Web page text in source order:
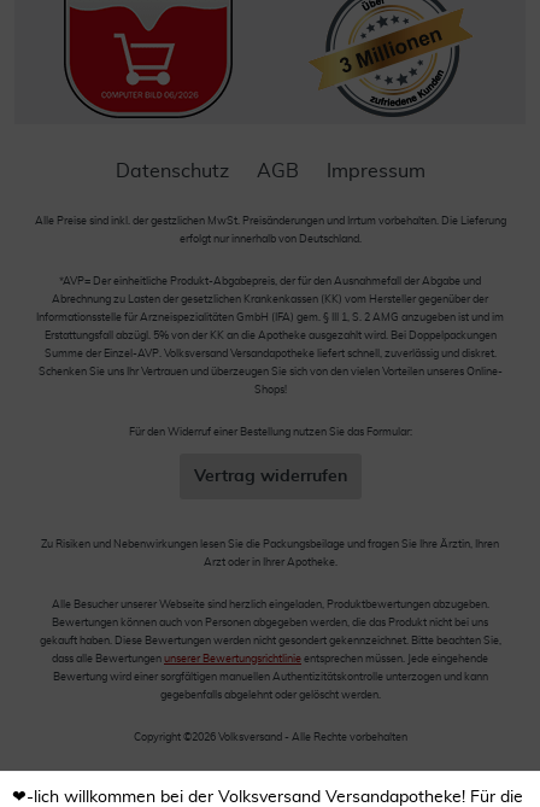
Datenschutz AGB Impressum
Alle Preise sind inkl. der gestzlichen MwSt. Preisänderungen und Irrtum vorbehalten. Die Lieferung
erfolgt nur innerhalb von Deutschland.
*AVP= Der einheitliche Produkt-Abgabepreis, der für den Ausnahmefall der Abgabe und
Abrechnung zu Lasten der gesetzlichen Krankenkassen (KK) vom Hersteller gegenüber der
Informationsstelle für Arzneispezialitäten GmbH (IFA) gem. § III 1, S. 2 AMG anzugeben ist und im
Erstattungsfall abzügl. 5% von der KK an die Apotheke ausgezahlt wird. Bei Doppelpackungen
Summe der Einzel-AVP. Volksversand Versandapotheke liefert schnell, zuverlässig und diskret.
Schenken Sie uns Ihr Vertrauen und überzeugen Sie sich von den vielen Vorteilen unseres Online-
Shops!
Für den Widerruf einer Bestellung nutzen Sie das Formular:
Vertrag widerrufen
Zu Risiken und Nebenwirkungen lesen Sie die Packungsbeilage und fragen Sie Ihre Ärztin, Ihren
Arzt oder in Ihrer Apotheke.
Alle Besucher unserer Webseite sind herzlich eingeladen, Produktbewertungen abzugeben.
Bewertungen können auch von Personen abgegeben werden, die das Produkt nicht bei uns
gekauft haben. Diese Bewertungen werden nicht gesondert gekennzeichnet. Bitte beachten Sie,
dass alle Bewertungen unserer Bewertungsrichtlinie entsprechen müssen. Jede eingehende
Bewertung wird einer sorgfältigen manuellen Authentizitätskontrolle unterzogen und kann
gegebenfalls abgelehnt oder gelöscht werden.
Copyright ©2026 Volksversand - Alle Rechte vorbehalten
❤-lich willkommen bei der Volksversand Versandapotheke! Für die